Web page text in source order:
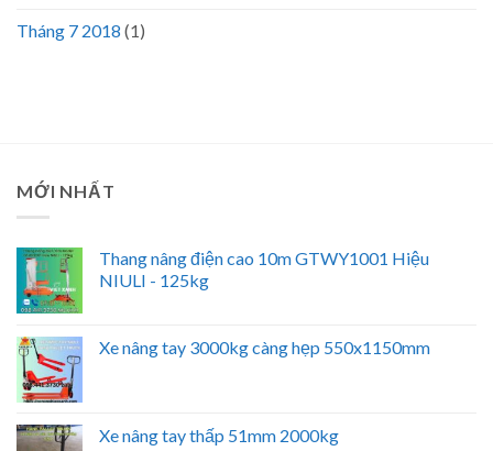
Tháng 7 2018 (1)
MỚI NHẤT
Thang nâng điện cao 10m GTWY1001 Hiệu
NIULI - 125kg
Xe nâng tay 3000kg càng hẹp 550x1150mm
Xe nâng tay thấp 51mm 2000kg